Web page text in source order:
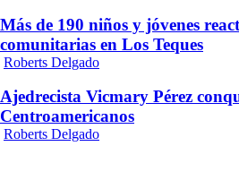
Más de 190 niños y jóvenes
comunitarias en Los Teques
Roberts Delgado
Ajedrecista Vicmary Pérez
Centroamericanos
Roberts Delgado